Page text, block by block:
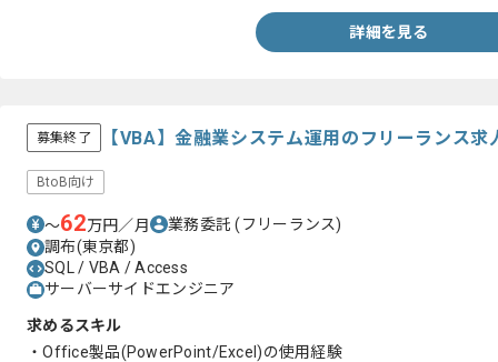
詳細を見る
募集終了 【VBA】金融業システム運用のフリーランス求
BtoB向け
〜62万円／月 業務委託(フリーランス)
調布(東京都)
SQL / VBA / Access
サーバーサイドエンジニア
求めるスキル
・Office製品(PowerPoint/Excel)の使用経験